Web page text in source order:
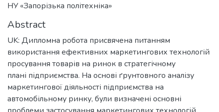
НУ «Запорізька політехніка»
Abstract
UK: Дипломна робота присвячена питанням
використання ефективних маркетингових технологій
просування товарів на ринок в стратегічному
плані підприємства. На основі ґрунтовного аналізу
маркетингової діяльності підприємства на
автомобільному ринку, були визначені основні